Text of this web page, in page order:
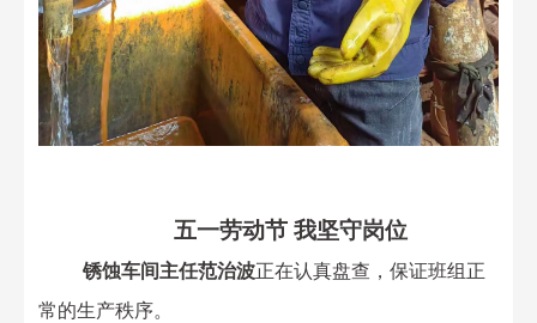
五一劳动节 我坚守岗位
锈蚀车间主任范治波正在认真盘查，保证班组正
常的生产秩序。